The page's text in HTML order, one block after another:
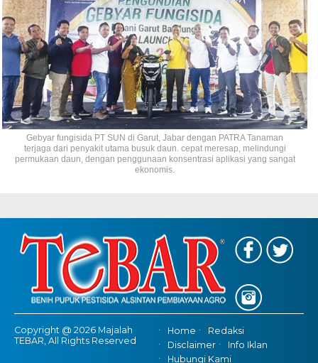
Gebyar fungisida PT SUN di Garut, Jabar dengan PATRA Tanaman
terjaga dari penyakit utama busuk daun. cepat meresap, melindungi
permukaan daun, dengan penggunaan konsentrasi aplikasi yang sangat
ekonomis.
Copyright @ 2026 Majalah
TEBAR, All Rights Reserved
Home
Redaksi
Disclaimer
Info Iklan
Hubungi Kami